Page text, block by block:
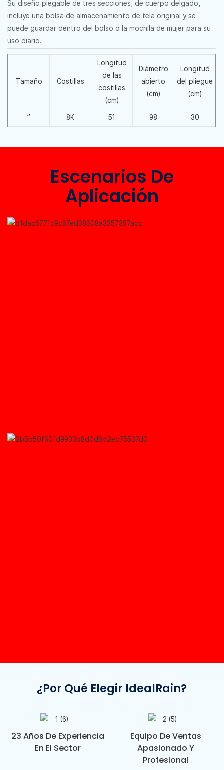
Su diseño plegable de tres secciones, de cuerpo delgado,
incluye una bolsa de almacenamiento de tela original y se
puede guardar dentro del bolso o la mochila de mujer para su
uso diario.
Tamaño Costillas
Longitud
de las
costillas
(cm)
Diámetro
abierto
(cm)
Longitud
del pliegue
(cm)
” 8K 51 98 30
Escenarios De
Aplicación
¿Por Qué Elegir IdealRain?
23 Años De Experiencia
En El Sector
Equipo De Ventas
Apasionado Y
Profesional